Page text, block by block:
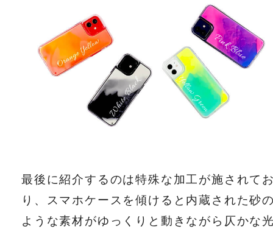
最後に紹介するのは特殊な加工が施されて
り、スマホケースを傾けると内蔵された砂
ような素材がゆっくりと動きながら仄かな